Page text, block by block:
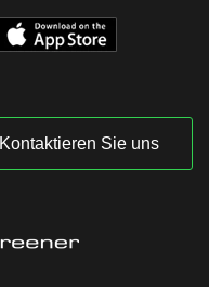
Kontaktieren Sie uns